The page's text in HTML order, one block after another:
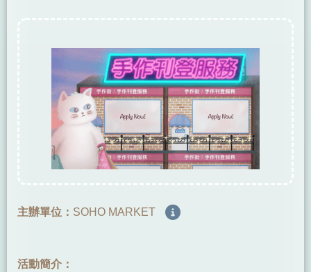
主辦單位： SOHO MARKET
活動簡介：